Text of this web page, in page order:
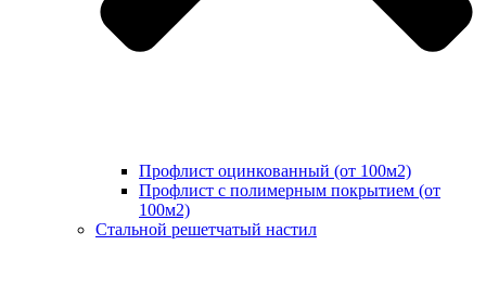
Профлист оцинкованный (от 100м2)
Профлист с полимерным покрытием (от
100м2)
Стальной решетчатый настил